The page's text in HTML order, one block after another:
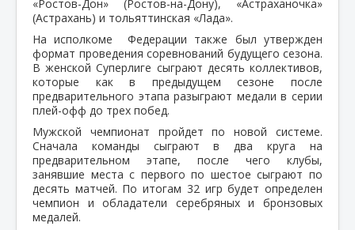
«Ростов-Дон» (Ростов-на-Дону), «Астраханочка»
(Астрахань) и тольяттинская «Лада».
На исполкоме Федерации также был утвержден
формат проведения соревнований будущего сезона.
В женской Суперлиге сыграют десять коллективов,
которые как в предыдущем сезоне после
предварительного этапа разыграют медали в серии
плей-офф до трех побед.
Мужской чемпионат пройдет по новой системе.
Сначала команды сыграют в два круга на
предварительном этапе, после чего клубы,
занявшие места с первого по шестое сыграют по
десять матчей. По итогам 32 игр будет определен
чемпион и обладатели серебряных и бронзовых
медалей.